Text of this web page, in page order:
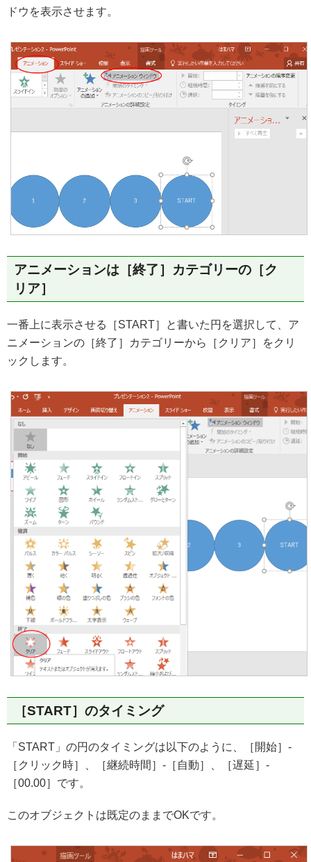
ドウを表示させます。
アニメーションは［終了］カテゴリーの［ク
リア］
一番上に表示させる［START］と書いた円を選択して、ア
ニメーションの［終了］カテゴリーから［クリア］をクリ
ックします。
［START］のタイミング
「START」の円のタイミングは以下のように、［開始］-
［クリック時］、［継続時間］-［自動］、［遅延］-
［00.00］です。
このオブジェクトは既定のままでOKです。